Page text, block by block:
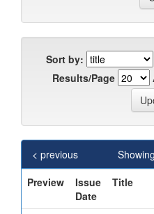
Sort by:
Results/Page
< previous
Preview
Issue
Date
Title